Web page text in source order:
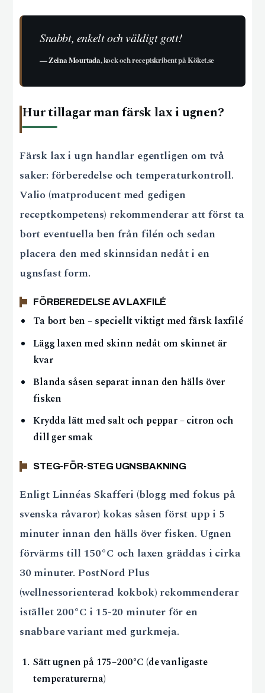
Snabbt, enkelt och väldigt gott!
—Zeina Mourtada, kock och receptskribent på Köket.se
Hur tillagar man färsk lax i ugnen?
Färsk lax i ugn handlar egentligen om två
saker: förberedelse och temperaturkontroll.
Valio (matproducent med gedigen
receptkompetens) rekommenderar att först ta
bort eventuella ben från filén och sedan
placera den med skinnsidan nedåt i en
ugnsfast form.
FÖRBEREDELSE AV LAXFILÉ
Ta bort ben – speciellt viktigt med färsk laxfilé
Lägg laxen med skinn nedåt om skinnet är
kvar
Blanda såsen separat innan den hälls över
fisken
Krydda lätt med salt och peppar – citron och
dill ger smak
STEG-FÖR-STEG UGNSBAKNING
Enligt Linnéas Skafferi (blogg med fokus på
svenska råvaror) kokas såsen först upp i 5
minuter innan den hälls över fisken. Ugnen
förvärms till 150°C och laxen gräddas i cirka
30 minuter. PostNord Plus
(wellnessorienterad kokbok) rekommenderar
istället 200°C i 15-20 minuter för en
snabbare variant med gurkmeja.
Sätt ugnen på 175–200°C (de vanligaste
temperaturerna)